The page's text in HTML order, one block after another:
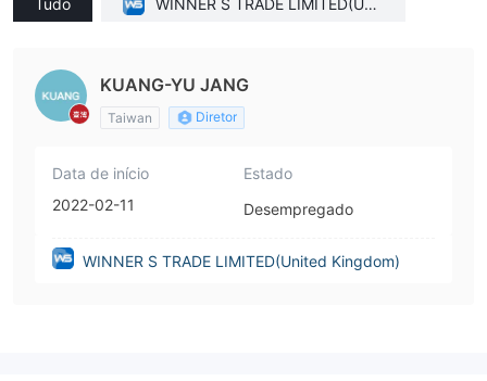
Tudo
WINNER S TRADE LIMITED(Unit
KUANG-YU JANG
Taiwan Diretor
Data de início
2022-02-11
Estado
Desempregado
WINNER S TRADE LIMITED(United Kingdom)